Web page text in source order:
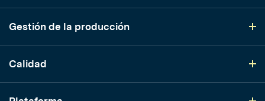
Gestión de la producción
Calidad